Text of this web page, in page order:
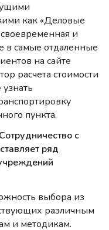
как «Деловые
и
в самые отдаленные
на сайте
расчета стоимости
пункта.
с
ряд
выбора из
различным
и методикам.